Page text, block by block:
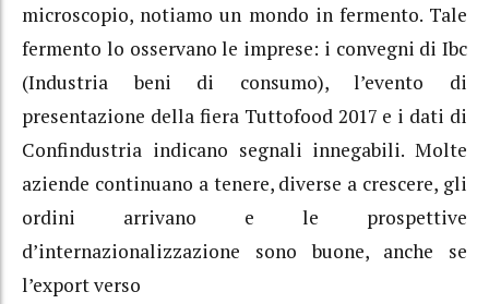
microscopio, notiamo un mondo in fermento. Tale
fermento lo osservano le imprese: i convegni di Ibc
(Industria beni di consumo), l’evento di
presentazione della fiera Tuttofood 2017 e i dati di
Confindustria indicano segnali innegabili. Molte
aziende continuano a tenere, diverse a crescere, gli
ordini arrivano e le prospettive
d’internazionalizzazione sono buone, anche se
l’export verso